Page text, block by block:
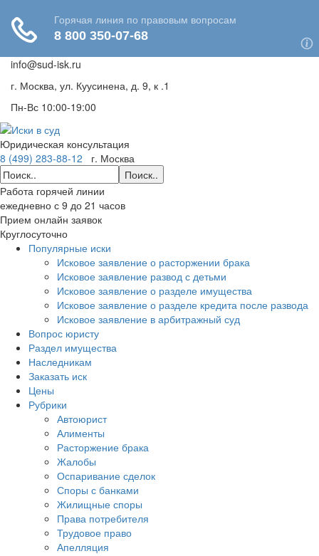
info@sud-isk.ru
г. Москва, ул. Куусинена, д. 9, к .1
Пн-Вс 10:00-19:00
Юридическая консультация
8 (499) 283-88-12
г. Москва
Поиск..
Работа горячей линии
ежедневно с 9 до 21 часов
Прием онлайн заявок
Круглосуточно
Популярные иски
Исковое заявление о расторжении брака
Исковое заявление развод с детьми
Исковое заявление о разделе имущества
Исковое заявление о разделе кредита после развода
Исковое заявление в арбитражный суд
Вопрос юристу
Раздел имущества
Наследникам
Заказать иск
Цены
Рубрики
Автоюрист
Алименты
Расторжение брака
Жалобы
Оспаривание сделок
Споры с банками
Жилищные споры
Права потребителя
Трудовое право
Апелляция